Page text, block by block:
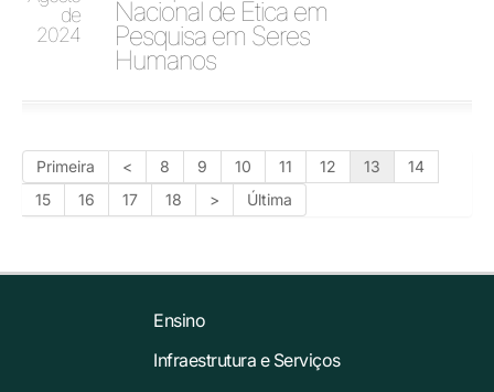
de
2024
Nacional de Ética em
Pesquisa em Seres
Humanos
Primeira < 8 9 10 11 12 13
14
15
16 17 18 > Última
Ensino
Infraestrutura e Serviços